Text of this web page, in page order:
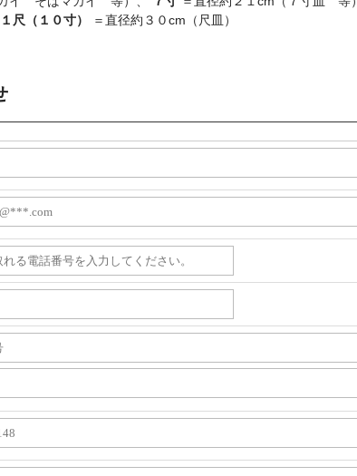
１尺（１０寸） ＝直径約３０cm（尺皿）